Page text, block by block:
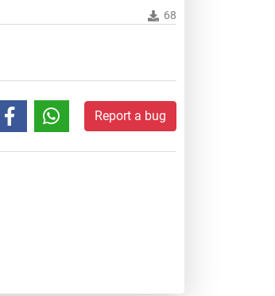
68
Report a bug